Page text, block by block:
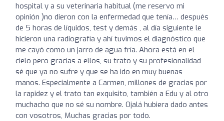
hospital y a su veterinaria habitual (me reservo mi
opinión )no dieron con la enfermedad que tenía… después
de 5 horas de líquidos, test y demás , al día siguiente le
hicieron una radiografía y ahí tuvimos el diagnóstico que
me cayó como un jarro de agua fría. Ahora está en el
cielo pero gracias a ellos, su trato y su profesionalidad
sé que ya no sufre y que se ha ido en muy buenas
manos. Especialmente a Carmen, millones de gracias por
la rapidez y el trato tan exquisito, también a Edu y al otro
muchacho que no sé su nombre. Ojalá hubiera dado antes
con vosotros, Muchas gracias por todo.